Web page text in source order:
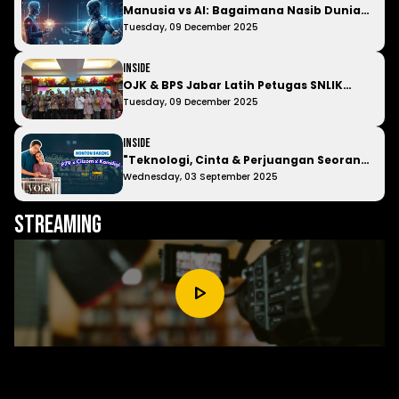
Manusia vs AI: Bagaimana Nasib Dunia
Kerja ke Depan?
Tuesday, 09 December 2025
Inside
OJK & BPS Jabar Latih Petugas SNLIK
2026, Siap Turun ke Lapangan Awal
Tuesday, 09 December 2025
Inside
"Teknologi, Cinta & Perjuangan Seorang
Ibu" Padepokan 79 Ajak Insan Muda
Wednesday, 03 September 2025
Streaming
play_arrow